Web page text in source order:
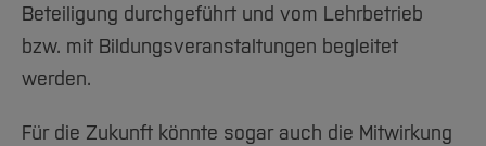
Beteiligung durchgeführt und vom Lehrbetrieb
bzw. mit Bildungsveranstaltungen begleitet
werden.
Für die Zukunft könnte sogar auch die Mitwirkung